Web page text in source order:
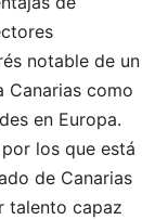
notable de un
Canarias como
en Europa.
los que está
de Canarias
talento capaz